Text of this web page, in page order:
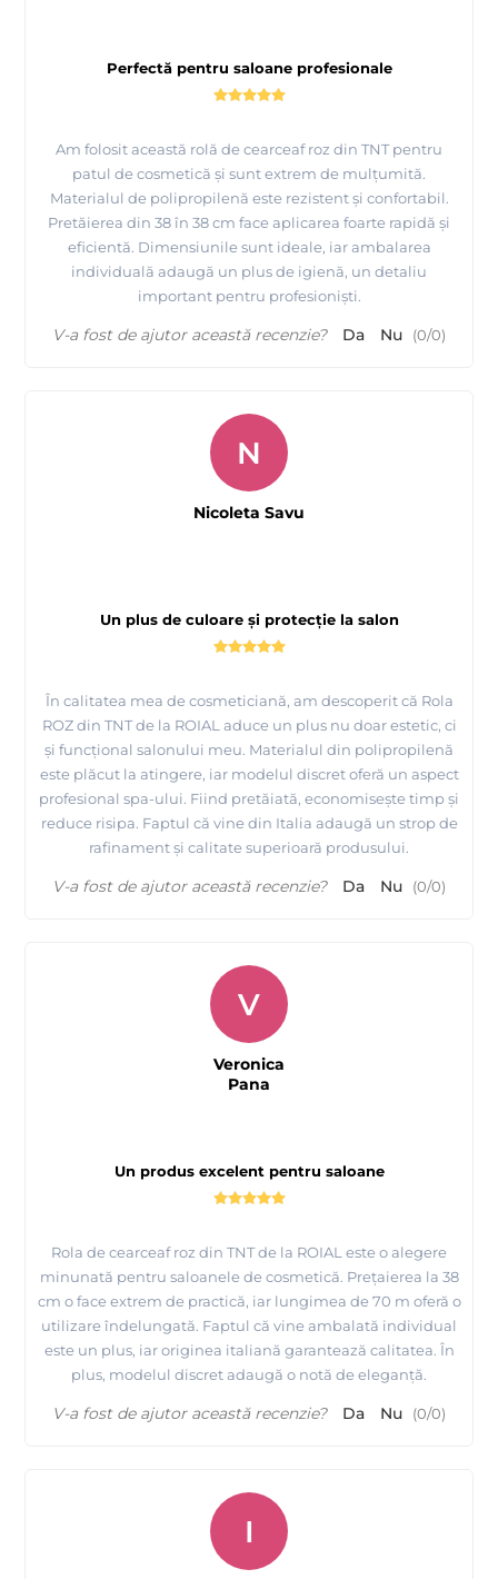
Perfectă pentru saloane profesionale
Am folosit această rolă de cearceaf roz din TNT pentru
patul de cosmetică și sunt extrem de mulțumită.
Materialul de polipropilenă este rezistent și confortabil.
Pretăierea din 38 în 38 cm face aplicarea foarte rapidă și
eficientă. Dimensiunile sunt ideale, iar ambalarea
individuală adaugă un plus de igienă, un detaliu
important pentru profesioniști.
V-a fost de ajutor această recenzie? Da Nu (0/0)
Un plus de culoare și protecție la salon
În calitatea mea de cosmeticiană, am descoperit că Rola
ROZ din TNT de la ROIAL aduce un plus nu doar estetic, ci
și funcțional salonului meu. Materialul din polipropilenă
este plăcut la atingere, iar modelul discret oferă un aspect
profesional spa-ului. Fiind pretăiată, economisește timp și
reduce risipa. Faptul că vine din Italia adaugă un strop de
rafinament și calitate superioară produsului.
N
Nicoleta Savu
V-a fost de ajutor această recenzie? Da Nu (0/0)
Un produs excelent pentru saloane
Rola de cearceaf roz din TNT de la ROIAL este o alegere
minunată pentru saloanele de cosmetică. Prețaierea la 38
cm o face extrem de practică, iar lungimea de 70 m oferă o
utilizare îndelungată. Faptul că vine ambalată individual
este un plus, iar originea italiană garantează calitatea. În
plus, modelul discret adaugă o notă de eleganță.
V
Veronica
Pana
V-a fost de ajutor această recenzie? Da Nu (0/0)
I